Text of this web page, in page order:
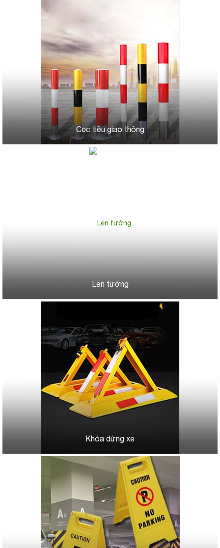
Cọc tiêu giao thông
Len tường
Khóa dừng xe